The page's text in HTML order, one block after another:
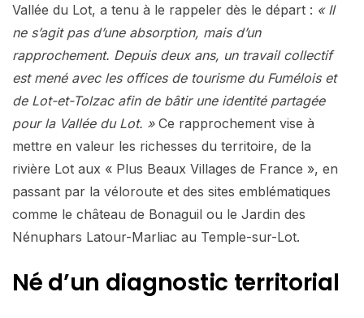
Vallée du Lot, a tenu à le rappeler dès le départ : « Il
ne s’agit pas d’une absorption, mais d’un
rapprochement. Depuis deux ans, un travail collectif
est mené avec les offices de tourisme du Fumélois et
de Lot-et-Tolzac afin de bâtir une identité partagée
pour la Vallée du Lot. » Ce rapprochement vise à
mettre en valeur les richesses du territoire, de la
rivière Lot aux « Plus Beaux Villages de France », en
passant par la véloroute et des sites emblématiques
comme le château de Bonaguil ou le Jardin des
Nénuphars Latour-Marliac au Temple-sur-Lot.
Né d’un diagnostic territorial